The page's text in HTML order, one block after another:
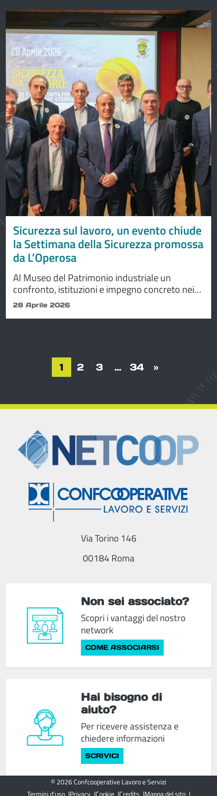
deve dimostrare di essere un’impresa capace
di costruire avvenire, senza scorciatoie e senza
ambiguità”
Sicurezza sul lavoro, un evento chiude
la Settimana della Sicurezza promossa
da L’Operosa
Al Museo del Patrimonio industriale un
confronto, istituzioni e impegno concreto nei
cantieri. Pozzi: “per la Giornata mondiale della
salute e sicurezza sul lavoro: occorre cultura in
28 Aprile 2026
1 2 3 … 34 »
Non sei associato?
Scopri i vantaggi del nostro
network
COME ASSOCIARSI
Via Torino 146
00184 Roma
Hai bisogno di
aiuto?
Per ricevere assistenza e
chiedere informazioni
SCRIVICI
© 2026 Confcooperative Lavoro e Servizi